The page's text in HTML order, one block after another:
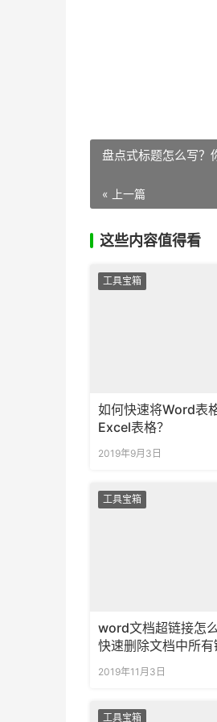
盘点式标题怎么写？
« 上一篇
这些内容值得看
工具宝箱
如何快速将Word表
Excel表格？
2019年9月3日
工具宝箱
word文档超链接怎
快速删除文档中所有
2019年11月3日
工具宝箱